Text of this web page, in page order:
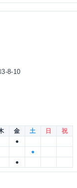
8-10
金 土 日
祝
●
●
●